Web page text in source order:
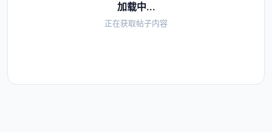
加载中...
正在获取帖子内容